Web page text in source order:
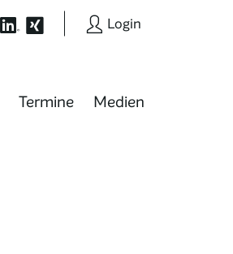
Login
Termine Medien